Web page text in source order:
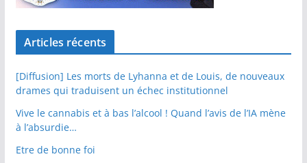
Articles récents
[Diffusion] Les morts de Lyhanna et de Louis, de nouveaux
drames qui traduisent un échec institutionnel
Vive le cannabis et à bas l’alcool ! Quand l’avis de l’IA mène
à l’absurdie…
Etre de bonne foi